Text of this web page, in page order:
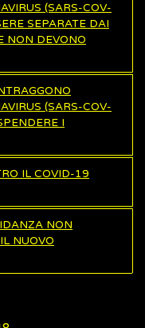
(SARS-COV-
SEPARATE DAI
NON DEVONO
(SARS-COV-
I
IL COVID-19
NON
NUOVO